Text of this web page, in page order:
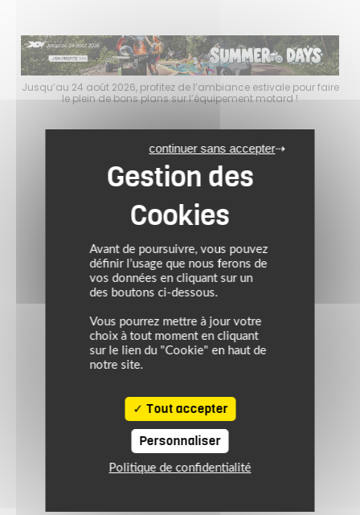
Jusqu’au 24 août 2026, profitez de l’ambiance estivale pour faire
le plein de bons plans sur l’équipement motard !
Avant de poursuivre, vous pouvez
définir l’usage que nous ferons de
vos données en cliquant sur un
des boutons ci-dessous.
Vous pourrez mettre à jour votre
choix à tout moment en cliquant
sur le lien du "Cookie" en haut de
notre site.
Tout accepter
continuer sans accepter
Personnaliser
Politique de confidentialité